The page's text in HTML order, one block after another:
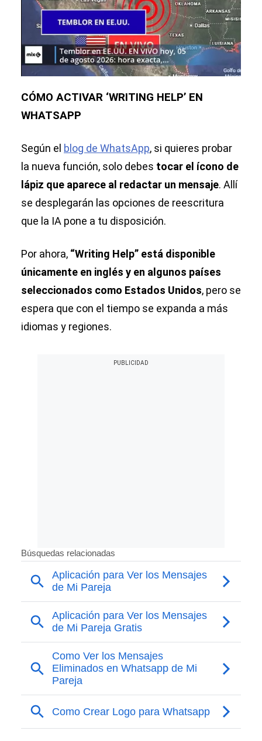
CÓMO ACTIVAR ‘WRITING HELP’ EN
WHATSAPP
Según el blog de WhatsApp, si quieres probar
la nueva función, solo debes tocar el ícono de
lápiz que aparece al redactar un mensaje. Allí
se desplegarán las opciones de reescritura
que la IA pone a tu disposición.
Por ahora, “Writing Help” está disponible
únicamente en inglés y en algunos países
seleccionados como Estados Unidos, pero se
espera que con el tiempo se expanda a más
idiomas y regiones.